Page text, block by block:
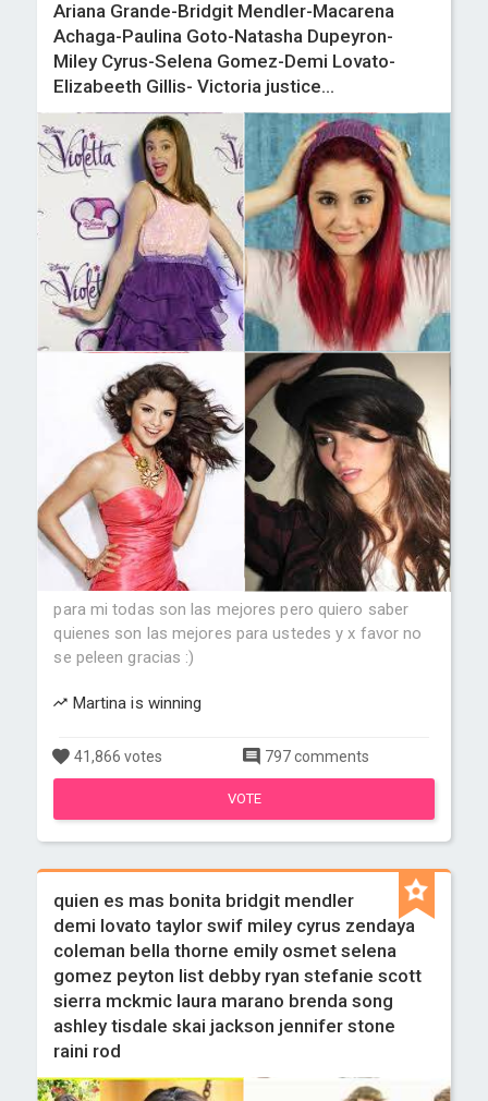
Ariana Grande-Bridgit Mendler-Macarena
Achaga-Paulina Goto-Natasha Dupeyron-
Miley Cyrus-Selena Gomez-Demi Lovato-
Elizabeeth Gillis- Victoria justice...
para mi todas son las mejores pero quiero saber
quienes son las mejores para ustedes y x favor no
se peleen gracias :)
Martina is winning
41,866 votes 797 comments
VOTE
quien es mas bonita bridgit mendler
demi lovato taylor swif miley cyrus zendaya
coleman bella thorne emily osmet selena
gomez peyton list debby ryan stefanie scott
sierra mckmic laura marano brenda song
ashley tisdale skai jackson jennifer stone
raini rod